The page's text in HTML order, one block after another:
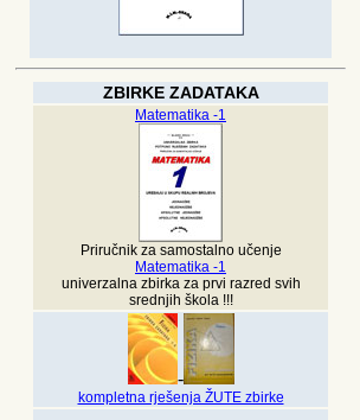
ZBIRKE ZADATAKA
Matematika -1
Priručnik za samostalno učenje
Matematika -1
univerzalna zbirka za prvi razred svih
srednjih škola !!!
-
kompletna rješenja ŽUTE zbirke